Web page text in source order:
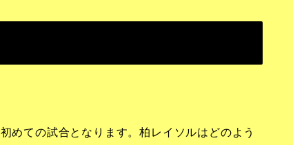
めての試合となります。柏レイソルはどのよう